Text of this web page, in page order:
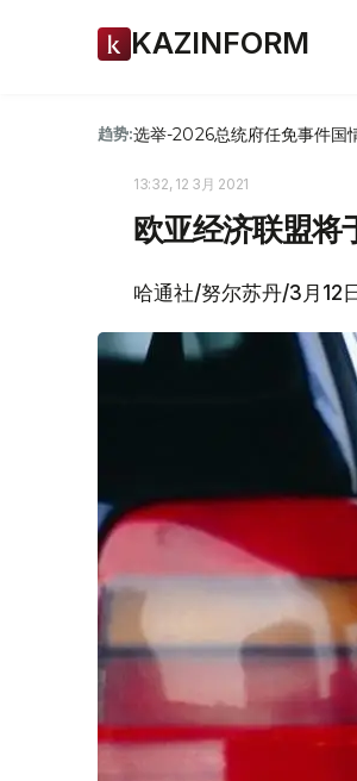
KAZINFORM
趋势:选举-2026总统府任免事件国
13:32, 12 3月 2021
欧亚经济联盟将
哈通社/努尔苏丹/3月12